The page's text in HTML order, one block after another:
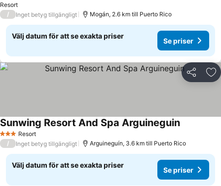
Resort
/ Inget betyg tillgängligt Mogán, 2.6 km till Puerto Rico
Välj datum för att se exakta priser
Se priser
Dela
3 StjärnorResort
Sunwing Resort And Spa Arguineguin
/ Inget betyg tillgängligt Arguineguín, 3.6 km till Puerto Rico
Välj datum för att se exakta priser
Se priser